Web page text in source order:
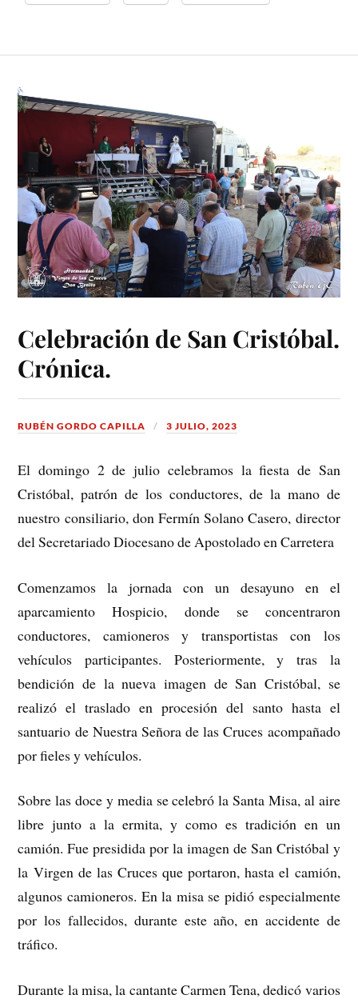
Celebración de San Cristóbal.
Crónica.
RUBÉN GORDO CAPILLA 3 JULIO, 2023
El domingo 2 de julio celebramos la fiesta de San
Cristóbal, patrón de los conductores, de la mano de
nuestro consiliario, don Fermín Solano Casero, director
del Secretariado Diocesano de Apostolado en Carretera
Comenzamos la jornada con un desayuno en el
aparcamiento Hospicio, donde se concentraron
conductores, camioneros y transportistas con los
vehículos participantes. Posteriormente, y tras la
bendición de la nueva imagen de San Cristóbal, se
realizó el traslado en procesión del santo hasta el
santuario de Nuestra Señora de las Cruces acompañado
por fieles y vehículos.
Sobre las doce y media se celebró la Santa Misa, al aire
libre junto a la ermita, y como es tradición en un
camión. Fue presidida por la imagen de San Cristóbal y
la Virgen de las Cruces que portaron, hasta el camión,
algunos camioneros. En la misa se pidió especialmente
por los fallecidos, durante este año, en accidente de
tráfico.
Durante la misa, la cantante Carmen Tena, dedicó varios